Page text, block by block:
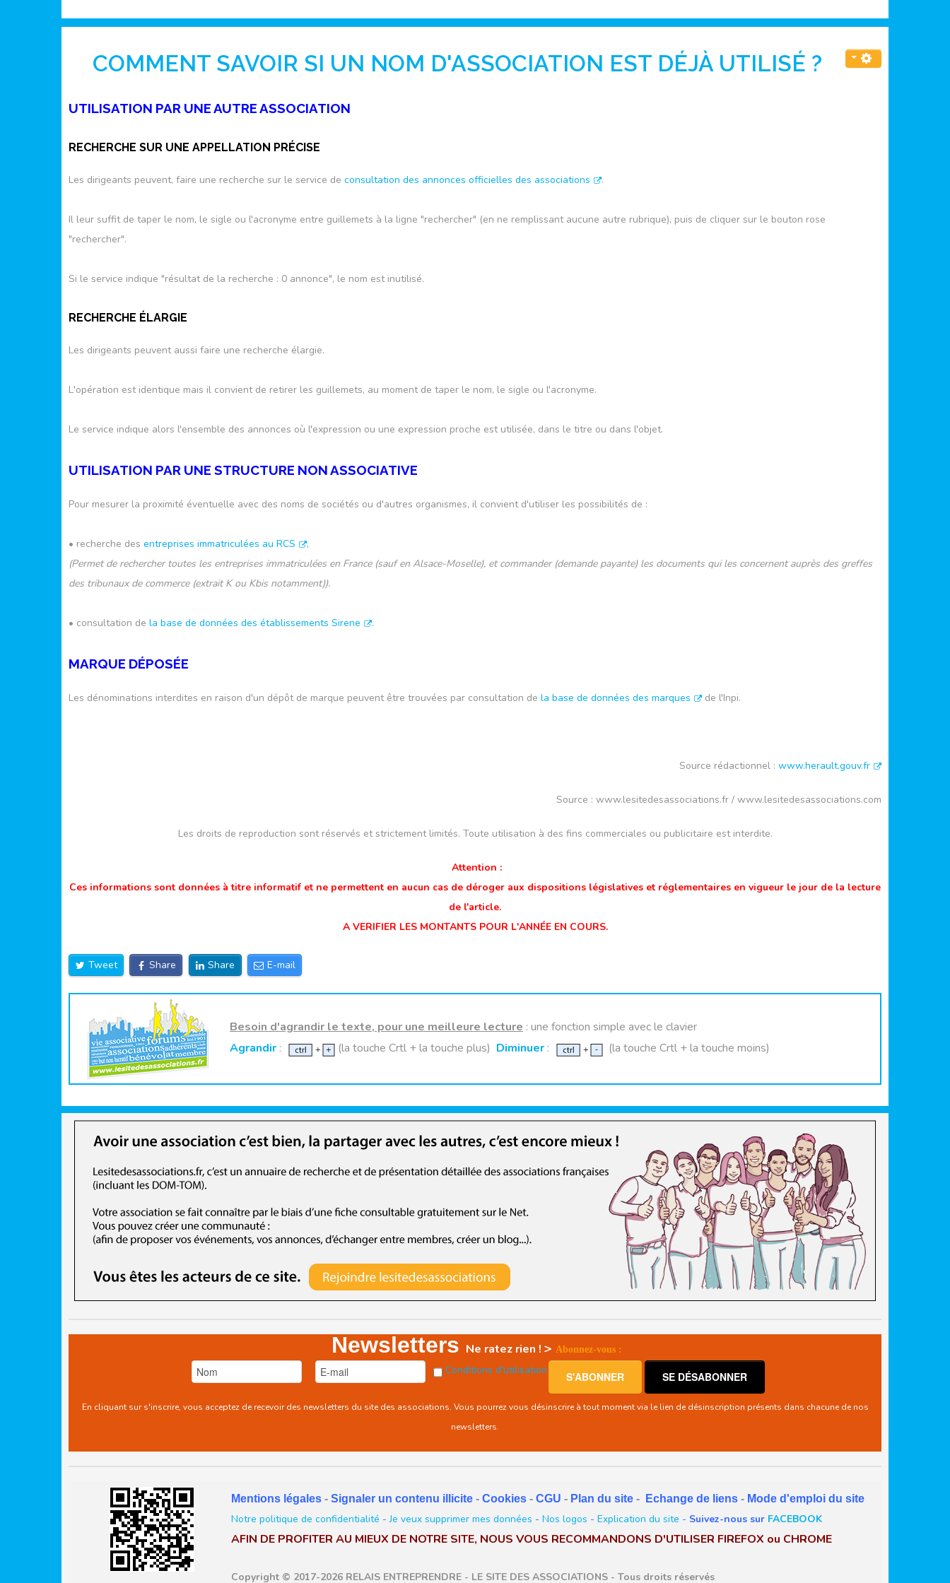
COMMENT SAVOIR SI UN NOM D'ASSOCIATION EST DÉJÀ UTILISÉ ?
UTILISATION PAR UNE AUTRE ASSOCIATION
RECHERCHE SUR UNE APPELLATION PRÉCISE
Les dirigeants peuvent, faire une recherche sur le service de consultation des annonces officielles des associations .
Il leur suffit de taper le nom, le sigle ou l'acronyme entre guillemets à la ligne "rechercher" (en ne remplissant aucune autre rubrique), puis de cliquer sur le bouton rose
"rechercher".
Si le service indique "résultat de la recherche : 0 annonce", le nom est inutilisé.
RECHERCHE ÉLARGIE
Les dirigeants peuvent aussi faire une recherche élargie.
L'opération est identique mais il convient de retirer les guillemets, au moment de taper le nom, le sigle ou l'acronyme.
Le service indique alors l'ensemble des annonces où l'expression ou une expression proche est utilisée, dans le titre ou dans l'objet.
UTILISATION PAR UNE STRUCTURE NON ASSOCIATIVE
Pour mesurer la proximité éventuelle avec des noms de sociétés ou d'autres organismes, il convient d'utiliser les possibilités de :
• recherche des entreprises immatriculées au RCS
,
(Permet de rechercher toutes les entreprises immatriculées en France (sauf en Alsace-Moselle), et commander (demande payante) les documents qui les concernent auprès des greffes
des tribunaux de commerce (extrait K ou Kbis notamment)).
• consultation de la base de données des établissements Sirene .
MARQUE DÉPOSÉE
Les dénominations interdites en raison d'un dépôt de marque peuvent être trouvées par consultation de la base de données des marques de l'Inpi.
Source rédactionnel : www.herault.gouv.fr
Source : www.lesitedesassociations.fr / www.lesitedesassociations.com
Les droits de reproduction sont réservés et strictement limités. Toute utilisation à des fins commerciales ou publicitaire est interdite.
Attention :
Ces informations sont données à titre informatif et ne permettent en aucun cas de déroger aux dispositions législatives et réglementaires en vigueur le jour de la lecture
de l'article.
A VERIFIER LES MONTANTS POUR L'ANNÉE EN COURS.
Tweet Share Share E-mail
Besoin d'agrandir le texte, pour une meilleure lecture : une fonction simple avec le clavier
Agrandir : (la touche Crtl + la touche plus) Diminuer : (la touche Crtl + la touche moins)
Newsletters Ne ratez rien ! > Abonnez-vous :
Conditions d'utilisation
En cliquant sur s'inscrire, vous acceptez de recevoir des newsletters du site des associations. Vous pourrez vous désinscrire à tout moment via le lien de désinscription présents dans chacune de nos
newsletters.
Mentions légales - Signaler un contenu illicite - Cookies - CGU - Plan du site - Echange de liens - Mode d'emploi du site
Notre politique de confidentialité -Je veux supprimer mes données - Nos logos - Explication du site - Suivez-nous sur FACEBOOK
AFIN DE PROFITER AU MIEUX DE NOTRE SITE, NOUS VOUS RECOMMANDONS D'UTILISER FIREFOX ou CHROME
Copyright © 2017-2026 RELAIS ENTREPRENDRE - LE SITE DES ASSOCIATIONS - Tous droits réservés